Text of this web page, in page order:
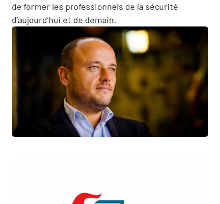
de former les professionnels de la sécurité
d’aujourd’hui et de demain.